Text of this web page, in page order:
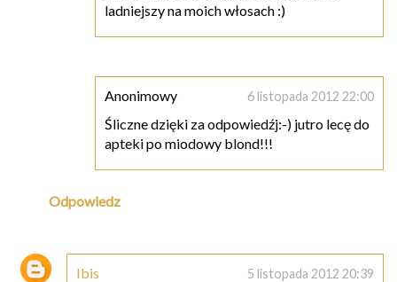
ladniejszy na moich włosach :)
Anonimowy 6 listopada 2012 22:00
Śliczne dzięki za odpowiedźj:-) jutro lecę do
apteki po miodowy blond!!!
Odpowiedz
Ibis 5 listopada 2012 20:39